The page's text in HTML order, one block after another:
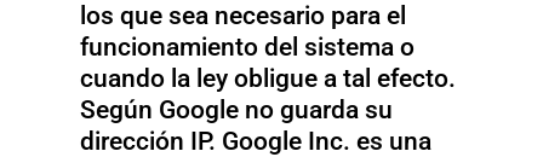
los que sea necesario para el
funcionamiento del sistema o
cuando la ley obligue a tal efecto.
Según Google no guarda su
dirección IP. Google Inc. es una